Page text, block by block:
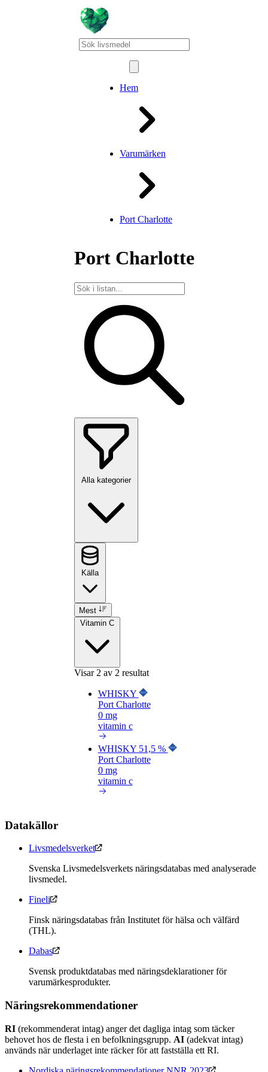
Hem
Varumärken
Port Charlotte
Port Charlotte
Alla kategorier
Källa
Mest
Vitamin C
Visar 2 av 2 resultat
WHISKY
Port Charlotte
0 mg
vitamin c
WHISKY 51,5 %
Port Charlotte
0 mg
vitamin c
Datakällor
Livsmedelsverket
Svenska Livsmedelsverkets näringsdatabas med analyserade
livsmedel.
Fineli
Finsk näringsdatabas från Institutet för hälsa och välfärd
(THL).
Dabas
Svensk produktdatabas med näringsdeklarationer för
varumärkesprodukter.
Näringsrekommendationer
RI (rekommenderat intag) anger det dagliga intag som täcker
behovet hos de flesta i en befolkningsgrupp. AI (adekvat intag)
används när underlaget inte räcker för att fastställa ett RI.